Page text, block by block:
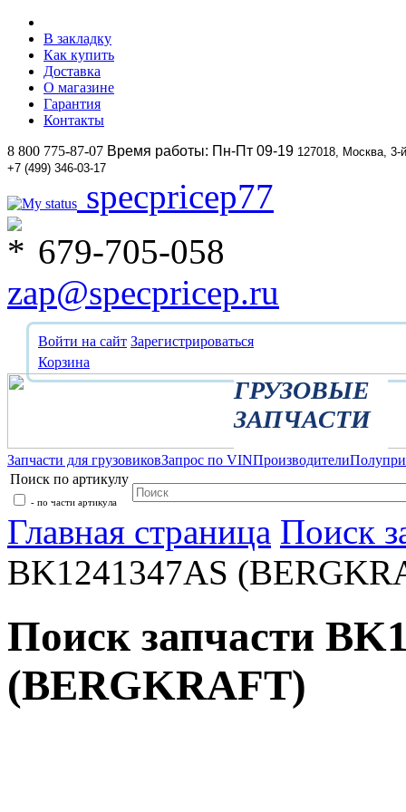
В закладку
Как купить
Доставка
О магазине
Гарантия
Контакты
8 800 775-87-07 Время работы: Пн-Пт 09-19 127018, Москва,
+7 (499) 346-03-17
specpricep77
679-705-058
zap@specpricep.ru
Войти на сайт Зарегистрироваться
Корзина
ГРУЗОВЫЕ
ЗАПЧАСТИ
Запчасти для грузовиковЗапрос по VINПроизводители
Поиск по артикулу
- по части артикула
Главная страница Поиск
BK1241347AS
Поиск запчасти
(BERGKRAFT)